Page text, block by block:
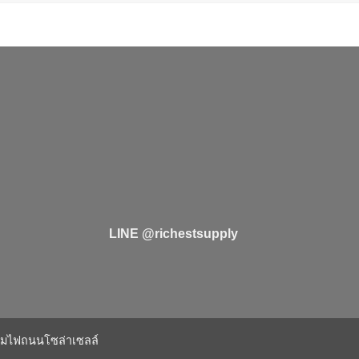
LINE @richestsupply
ไฟถนนโซล่าเซลล์